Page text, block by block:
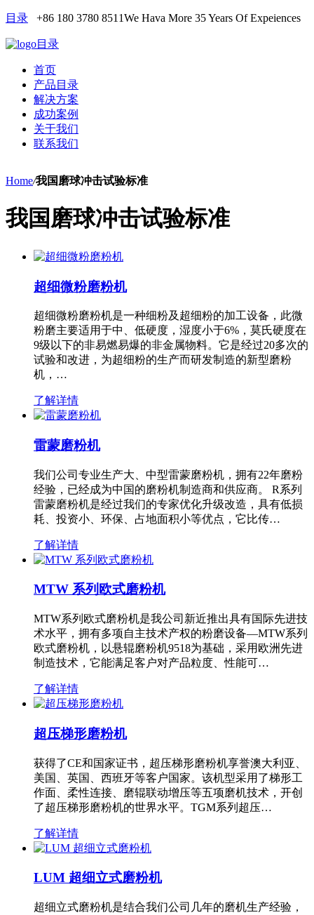
目录 +86 180 3780 8511We Hava More 35 Years Of Expeiences
目录
首页
产品目录
解决方案
成功案例
关于我们
联系我们
Home/我国磨球冲击试验标准
我国磨球冲击试验标准
超细微粉磨粉机
超细微粉磨粉机是一种细粉及超细粉的加工设备，此微
粉磨主要适用于中、低硬度，湿度小于6%，莫氏硬度在
9级以下的非易燃易爆的非金属物料。它是经过20多次的
试验和改进，为超细粉的生产而研发制造的新型磨粉
机，…
了解详情
雷蒙磨粉机
我们公司专业生产大、中型雷蒙磨粉机，拥有22年磨粉
经验，已经成为中国的磨粉机制造商和供应商。 R系列
雷蒙磨粉机是经过我们的专家优化升级改造，具有低损
耗、投资小、环保、占地面积小等优点，它比传…
了解详情
MTW 系列欧式磨粉机
MTW系列欧式磨粉机是我公司新近推出具有国际先进技
术水平，拥有多项自主技术产权的粉磨设备—MTW系列
欧式磨粉机，以悬辊磨粉机9518为基础，采用欧洲先进
制造技术，它能满足客户对产品粒度、性能可…
了解详情
超压梯形磨粉机
获得了CE和国家证书，超压梯形磨粉机享誉澳大利亚、
美国、英国、西班牙等客户国家。该机型采用了梯形工
作面、柔性连接、磨辊联动增压等五项磨机技术，开创
了超压梯形磨粉机的世界水平。TGM系列超压…
了解详情
LUM 超细立式磨粉机
超细立式磨粉机是结合我们公司几年的磨机生产经验，